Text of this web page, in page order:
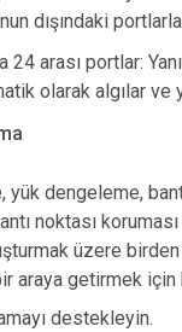
dışındaki
24 arası portlar:
olarak algılar ve
yük dengeleme,
noktası
üzere
araya getirmek için
destekleyin.